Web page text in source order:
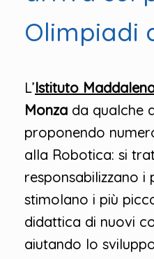
Olimpiadi
L’Istituto
Monza da qualche
proponendo
alla Robotica: si
responsabilizzano i
stimolano i più
didattica di nuovi
aiutando lo